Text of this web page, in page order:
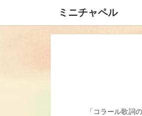
ミニチャペル
「コラール歌